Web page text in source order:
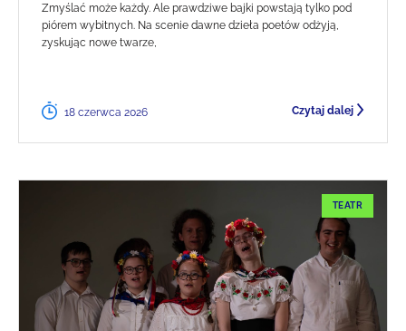
Zmyślać może każdy. Ale prawdziwe bajki powstają tylko pod
piórem wybitnych. Na scenie dawne dzieła poetów odżyją,
zyskując nowe twarze,
18 czerwca 2026 Czytaj dalej
TEATR